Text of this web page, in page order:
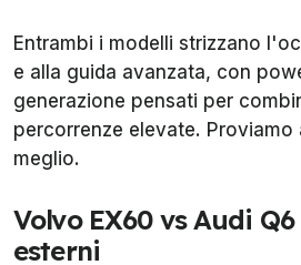
Entrambi i modelli strizzano
e alla guida avanzata, con
generazione pensati per
percorrenze elevate. Proviamo
meglio.
Volvo EX60 vs Audi
esterni